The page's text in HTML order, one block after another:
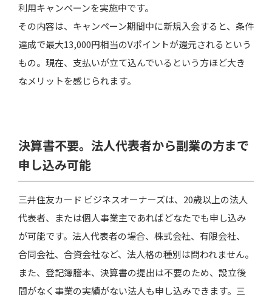
利用キャンペーンを実施中です。
その内容は、キャンペーン期間中に新規入会すると、条件
達成で最大13,000円相当のVポイントが還元されるという
もの。現在、支払いが立て込んでいるという方ほど大き
なメリットを感じられます。
決算書不要。法人代表者から副業の方まで
申し込み可能
三井住友カード ビジネスオーナーズは、20歳以上の法人
代表者、または個人事業主であればどなたでも申し込み
が可能です。法人代表者の場合、株式会社、有限会社、
合同会社、合資会社など、法人格の種別は問われません。
また、登記簿謄本、決算書の提出は不要のため、設立後
間がなく事業の実績がない法人も申し込みできます。三